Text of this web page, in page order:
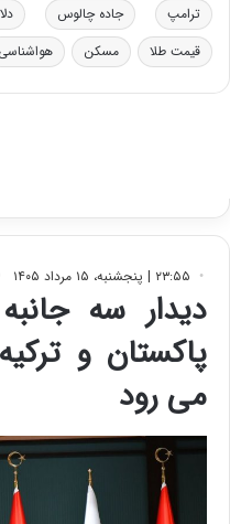
ترامپ
جاده چالوس
قیمت طلا
مسکن هواشناسی